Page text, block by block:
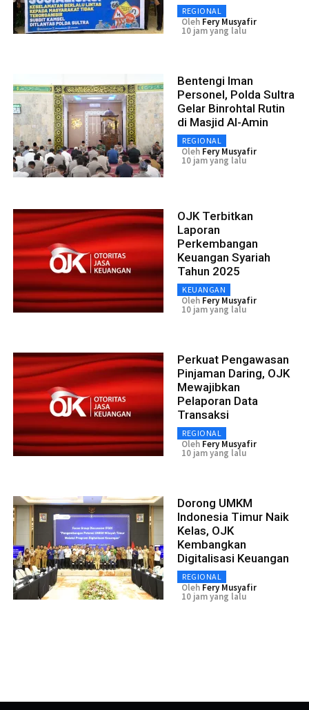
REGIONAL
Oleh Fery Musyafir
10 jam yang lalu
Bentengi Iman
Personel, Polda Sultra
Gelar Binrohtal Rutin
di Masjid Al-Amin
REGIONAL
Oleh Fery Musyafir
10 jam yang lalu
OJK Terbitkan
Laporan
Perkembangan
Keuangan Syariah
Tahun 2025
KEUANGAN
Oleh Fery Musyafir
10 jam yang lalu
Perkuat Pengawasan
Pinjaman Daring, OJK
Mewajibkan
Pelaporan Data
Transaksi
REGIONAL
Oleh Fery Musyafir
10 jam yang lalu
Dorong UMKM
Indonesia Timur Naik
Kelas, OJK
Kembangkan
Digitalisasi Keuangan
REGIONAL
Oleh Fery Musyafir
10 jam yang lalu